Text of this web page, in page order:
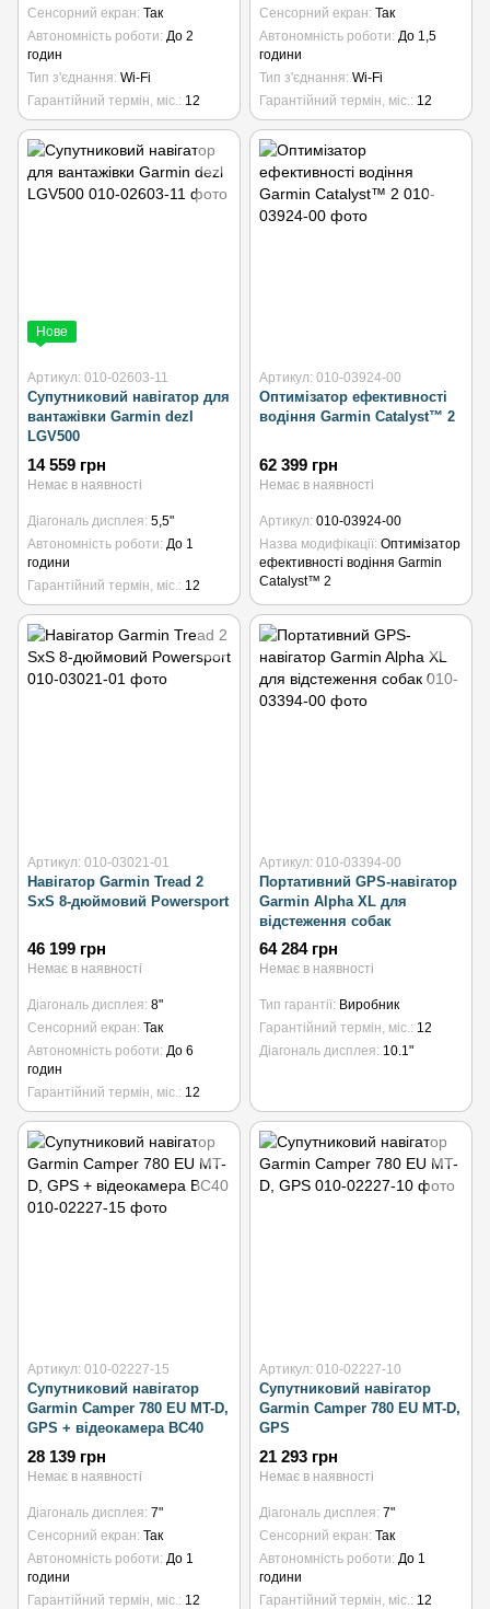
Сенсорний екран Так
Автономність роботи До 2
годин
Тип з'єднання Wi-Fi
Гарантійний термін, міс. 12
Сенсорний екран Так
Автономність роботи До 1,5
години
Тип з'єднання Wi-Fi
Гарантійний термін, міс. 12
Нове
Артикул: 010-02603-11
Супутниковий навігатор для
вантажівки Garmin dezl
LGV500
14 559 грн
Немає в наявності
Діагональ дисплея 5,5"
Автономність роботи До 1
години
Гарантійний термін, міс.
12
Артикул: 010-03924-00
Оптимізатор ефективності
водіння Garmin Catalyst™ 2
62 399 грн
Немає в наявності
Артикул 010-03924-00
Назва модифікації Оптимізатор
ефективності водіння Garmin
Catalyst™ 2
Артикул: 010-03021-01
Навігатор Garmin Tread 2
SxS 8-дюймовий Powersport
46 199 грн
Немає в наявності
Діагональ дисплея 8"
Сенсорний екран Так
Автономність роботи До 6
годин
Гарантійний термін, міс. 12
Артикул: 010-03394-00
Портативний GPS-навігатор
Garmin Alpha XL для
відстеження собак
64 284 грн
Немає в наявності
Тип гарантії Виробник
Гарантійний термін, міс. 12
Діагональ дисплея 10.1"
Артикул: 010-02227-15
Супутниковий навігатор
Garmin Camper 780 EU MT-D,
GPS + відеокамера BC40
28 139 грн
Немає в наявності
Діагональ дисплея 7"
Сенсорний екран Так
Автономність роботи До 1
години
Гарантійний термін, міс. 12
Артикул: 010-02227-10
Супутниковий навігатор
Garmin Camper 780 EU MT-D,
GPS
21 293 грн
Немає в наявності
Діагональ дисплея 7"
Сенсорний екран Так
Автономність роботи До 1
години
Гарантійний термін, міс. 12